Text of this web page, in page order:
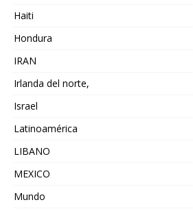
Haiti
Hondura
IRAN
Irlanda del norte,
Israel
Latinoamérica
LIBANO
MEXICO
Mundo